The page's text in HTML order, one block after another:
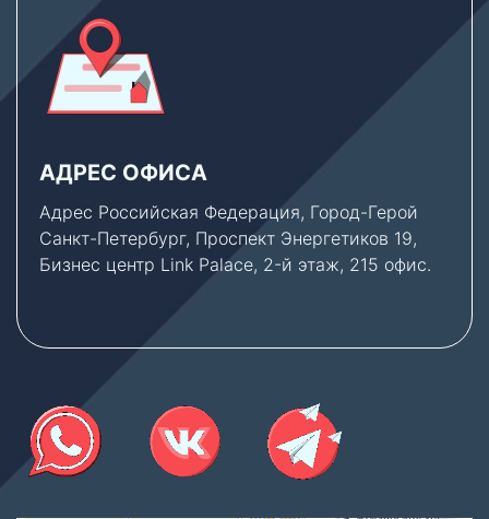
АДРЕС ОФИСА
Адрес Российская Федерация, Город-Герой
Санкт-Петербург, Проспект Энергетиков 19,
Бизнес центр Link Palace, 2-й этаж, 215 офис.